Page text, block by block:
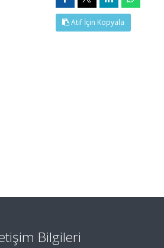
Atıf İçin Kopyala
Bilgileri